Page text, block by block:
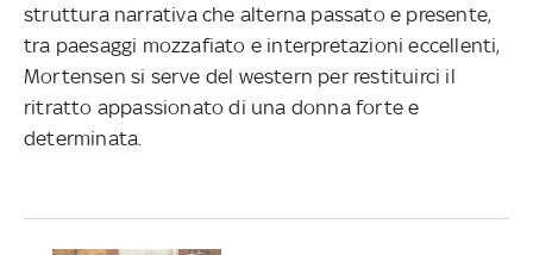
struttura narrativa che alterna passato e presente,
tra paesaggi mozzafiato e interpretazioni eccellenti,
Mortensen si serve del western per restituirci il
ritratto appassionato di una donna forte e
determinata.